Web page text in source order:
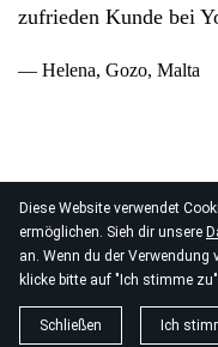
Diese Website verwendet
ermöglichen. Sieh dir unsere
an. Wenn du der
klicke bitte auf "Ich stimme zu"
Schließen Ich
zufrieden Kunde bei
— Helena, Gozo, Malta
© 2026
Yola Inc. Alle Rechte
Datenverarbeitung